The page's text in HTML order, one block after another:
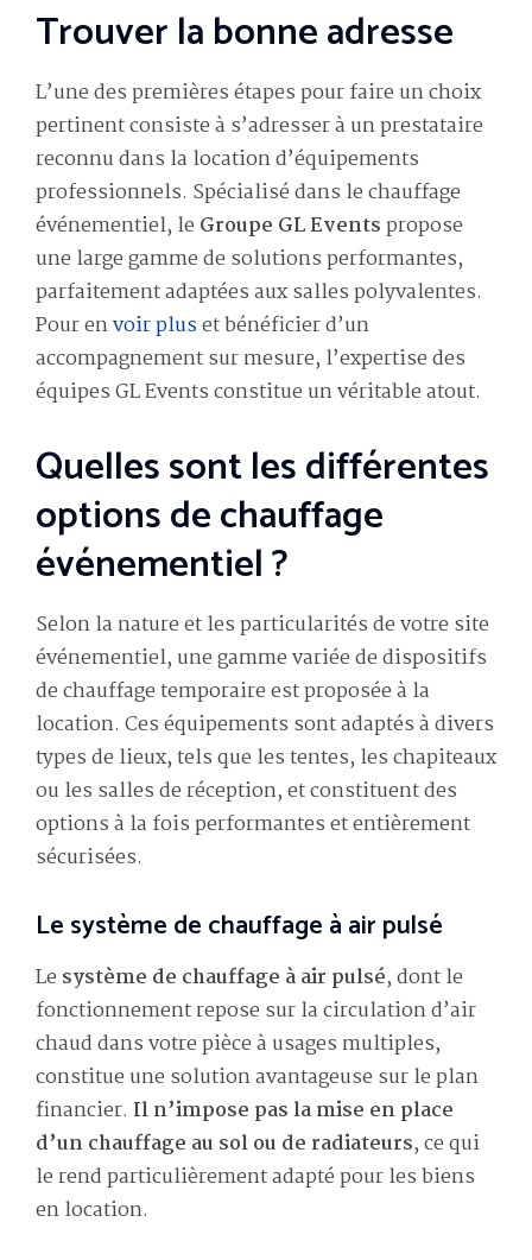
Trouver la bonne adresse
L’une des premières étapes pour faire un choix
pertinent consiste à s’adresser à un prestataire
reconnu dans la location d’équipements
professionnels. Spécialisé dans le chauffage
événementiel, le Groupe GL Eventspropose
une large gamme de solutions performantes,
parfaitement adaptées aux salles polyvalentes.
Pour envoir pluset bénéficier d’un
accompagnement sur mesure, l’expertise des
équipes GL Events constitue un véritable atout.
Quelles sont les différentes
options de chauffage
événementiel ?
Selon la nature et les particularités de votre site
événementiel, une gamme variée de dispositifs
de chauffage temporaire est proposée à la
location. Ces équipements sont adaptés à divers
types de lieux, tels que les tentes, les chapiteaux
ou les salles de réception, et constituent des
options à la fois performantes et entièrement
sécurisées.
Le système de chauffage à air pulsé
Le système de chauffage à air pulsé, dont le
fonctionnement repose sur la circulation d’air
chaud dans votre pièce à usages multiples,
constitue une solution avantageuse sur le plan
financier. Il n’impose pas la mise en place
d’un chauffage au sol ou de radiateurs, ce qui
le rend particulièrement adapté pour les biens
en location.